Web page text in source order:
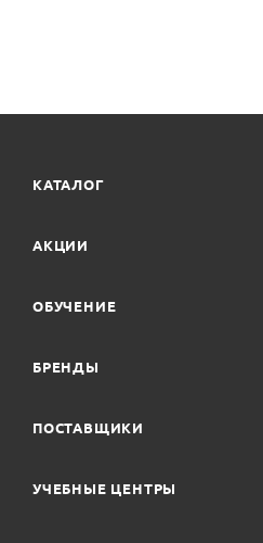
КАТАЛОГ
АКЦИИ
ОБУЧЕНИЕ
БРЕНДЫ
ПОСТАВЩИКИ
УЧЕБНЫЕ ЦЕНТРЫ